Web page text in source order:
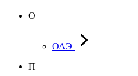
О
ОАЭ
П